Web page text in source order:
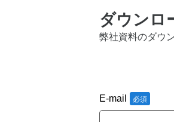
ダウンロ
弊社資料のダウ
E-mail